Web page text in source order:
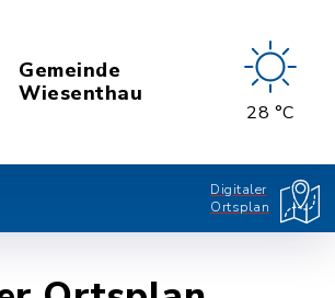
Gemeinde
Wiesenthau
28 °C
Digitaler
Ortsplan